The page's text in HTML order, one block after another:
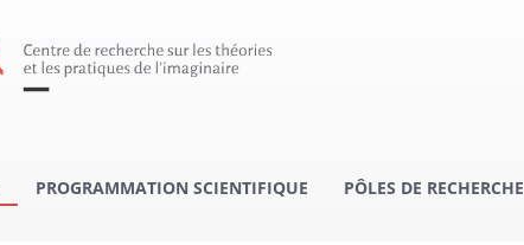
PROGRAMMATION SCIENTIFIQUE PÔLES DE RECHERCHE